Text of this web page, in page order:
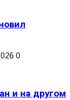
0
и на другом